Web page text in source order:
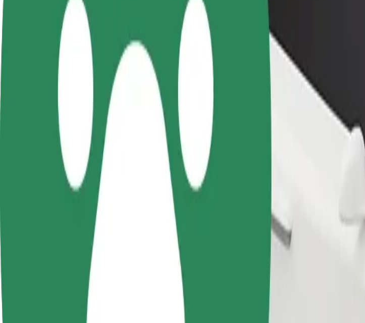
Як дістатися за маршрутом Raudteejaam – Võsu Beach
Хочеш дістатися за маршрутом "Raudteejaam" – "Võsu Beach"? Ознайомся з нашими сервісами та знайди
Завантажити
Зручність та комфорт — всього у декілька кліків!
Надійні поїздки на повсякденних авто середнього класу.
Орієнтовний час поїздки